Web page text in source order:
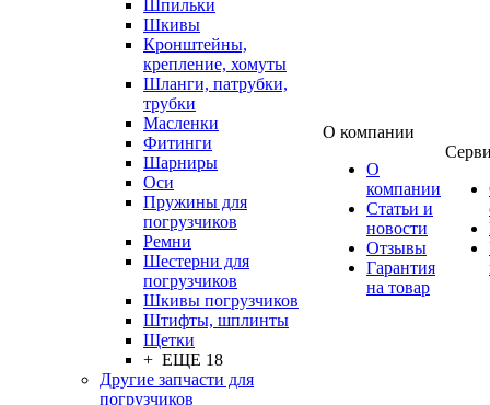
Шпильки
Шкивы
Кронштейны,
крепление, хомуты
Шланги, патрубки,
трубки
Масленки
Фитинги
Шарниры
Оси
Пружины для
погрузчиков
Ремни
Шестерни для
погрузчиков
Шкивы погрузчиков
Штифты, шплинты
Щетки
+ ЕЩЕ 18
Другие запчасти для
погрузчиков
О компании
О
компании
Статьи и
новости
Отзывы
Гарантия
на товар